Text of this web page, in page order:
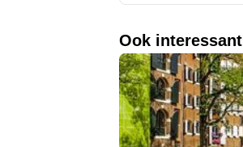
Ook interessant